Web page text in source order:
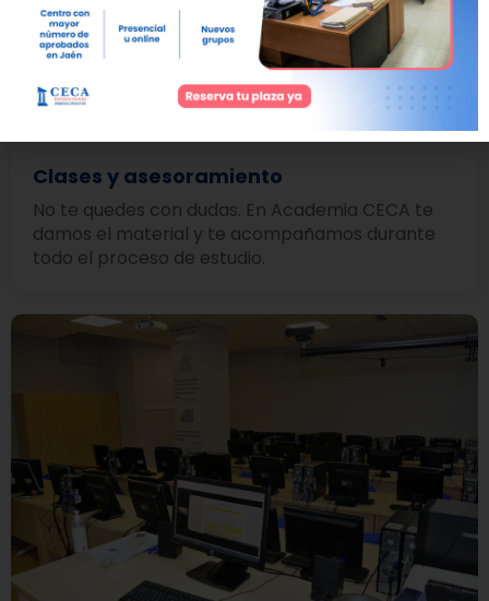
Clases y asesoramiento
No te quedes con dudas. En Academia CECA te
damos el material y te acompañamos durante
todo el proceso de estudio.